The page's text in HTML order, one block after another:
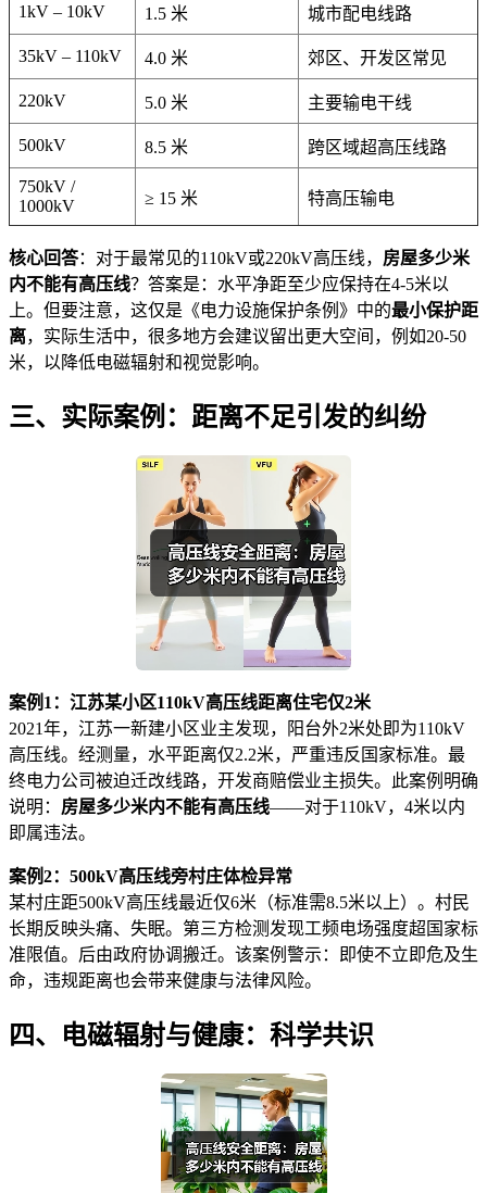
1kV – 10kV 1.5 米 城市配电线路
35kV – 110kV 4.0 米 郊区、开发区常见
220kV 5.0 米 主要输电干线
500kV 8.5 米 跨区域超高压线路
750kV /
1000kV
≥ 15 米 特高压输电
核心回答：对于最常见的110kV或220kV高压线， 房屋多少米
内不能有高压线？答案是：水平净距至少应保持在4-5米以
上。但要注意，这仅是《电力设施保护条例》中的最小保护距
离，实际生活中，很多地方会建议留出更大空间，例如20-50
米，以降低电磁辐射和视觉影响。
三、实际案例：距离不足引发的纠纷
案例1：江苏某小区110kV高压线距离住宅仅2米
2021年，江苏一新建小区业主发现，阳台外2米处即为110kV
高压线。经测量，水平距离仅2.2米，严重违反国家标准。最
终电力公司被迫迁改线路，开发商赔偿业主损失。此案例明确
说明： 房屋多少米内不能有高压线——对于110kV，4米以内
即属违法。
案例2：500kV高压线旁村庄体检异常
某村庄距500kV高压线最近仅6米（标准需8.5米以上）。村民
长期反映头痛、失眠。第三方检测发现工频电场强度超国家标
准限值。后由政府协调搬迁。该案例警示：即使不立即危及生
命，违规距离也会带来健康与法律风险。
四、电磁辐射与健康：科学共识